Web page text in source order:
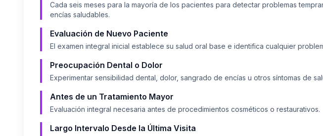
Cada seis meses para la mayoría de los pacientes para detectar problemas
encías saludables.
Evaluación de Nuevo Paciente
El examen integral inicial establece su salud oral base e identifica cualquier
Preocupación Dental o Dolor
Experimentar sensibilidad dental, dolor, sangrado de encías u otros síntomas de
Antes de un Tratamiento Mayor
Evaluación integral necesaria antes de procedimientos cosméticos o restaurativos.
Largo Intervalo Desde la Última Visita